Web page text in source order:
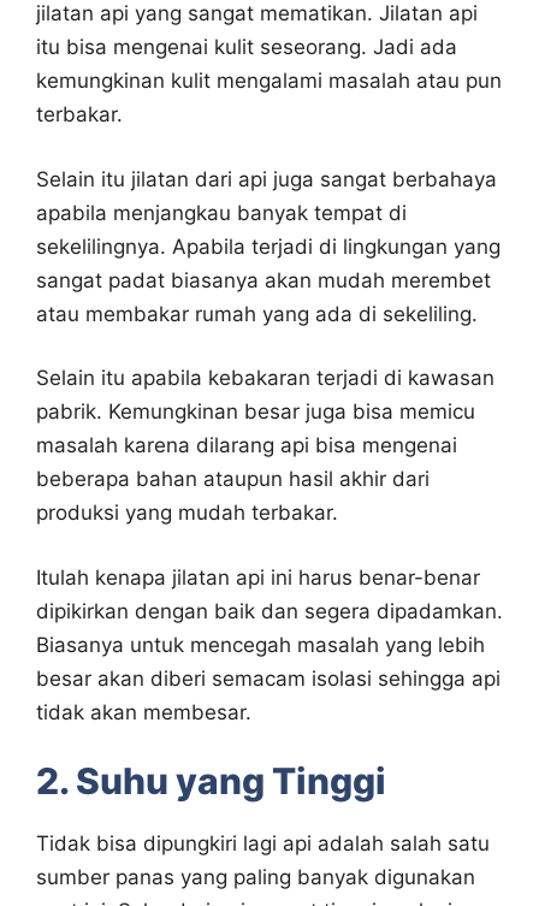
jilatan api yang sangat mematikan. Jilatan api
itu bisa mengenai kulit seseorang. Jadi ada
kemungkinan kulit mengalami masalah atau pun
terbakar.
Selain itu jilatan dari api juga sangat berbahaya
apabila menjangkau banyak tempat di
sekelilingnya. Apabila terjadi di lingkungan yang
sangat padat biasanya akan mudah merembet
atau membakar rumah yang ada di sekeliling.
Selain itu apabila kebakaran terjadi di kawasan
pabrik. Kemungkinan besar juga bisa memicu
masalah karena dilarang api bisa mengenai
beberapa bahan ataupun hasil akhir dari
produksi yang mudah terbakar.
Itulah kenapa jilatan api ini harus benar-benar
dipikirkan dengan baik dan segera dipadamkan.
Biasanya untuk mencegah masalah yang lebih
besar akan diberi semacam isolasi sehingga api
tidak akan membesar.
2. Suhu yang Tinggi
Tidak bisa dipungkiri lagi api adalah salah satu
sumber panas yang paling banyak digunakan